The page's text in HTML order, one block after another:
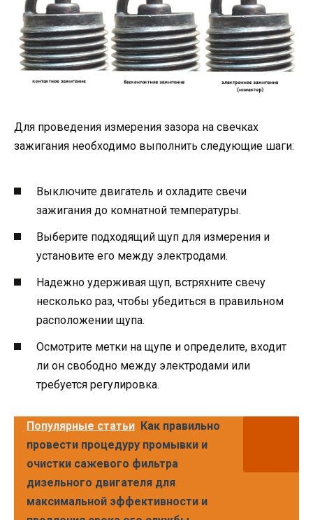
Для проведения измерения зазора на свечках
зажигания необходимо выполнить следующие шаги:
Выключите двигатель и охладите свечи
зажигания до комнатной температуры.
Выберите подходящий щуп для измерения и
установите его между электродами.
Надежно удерживая щуп, встряхните свечу
несколько раз, чтобы убедиться в правильном
расположении щупа.
Осмотрите метки на щупе и определите, входит
ли он свободно между электродами или
требуется регулировка.
Популярные статьи Как правильно
провести процедуру промывки и
очистки сажевого фильтра
дизельного двигателя для
максимальной эффективности и